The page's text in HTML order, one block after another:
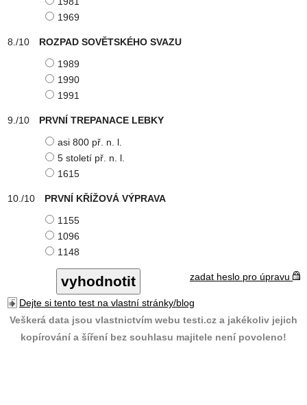
1969
ROZPAD SOVĚTSKÉHO SVAZU
1989
1990
1991
PRVNÍ TREPANACE LEBKY
asi 800 př. n. l.
5 století př. n. l.
1615
PRVNÍ KŘÍŽOVÁ VÝPRAVA
1155
1096
1148
zadat heslo pro úpravu
Dejte si tento test na vlastní stránky/blog
Veškerá data jsou vlastnictvím webu testi.cz a jakékoliv jejich
kopírování a šíření bez souhlasu majitele není povoleno!